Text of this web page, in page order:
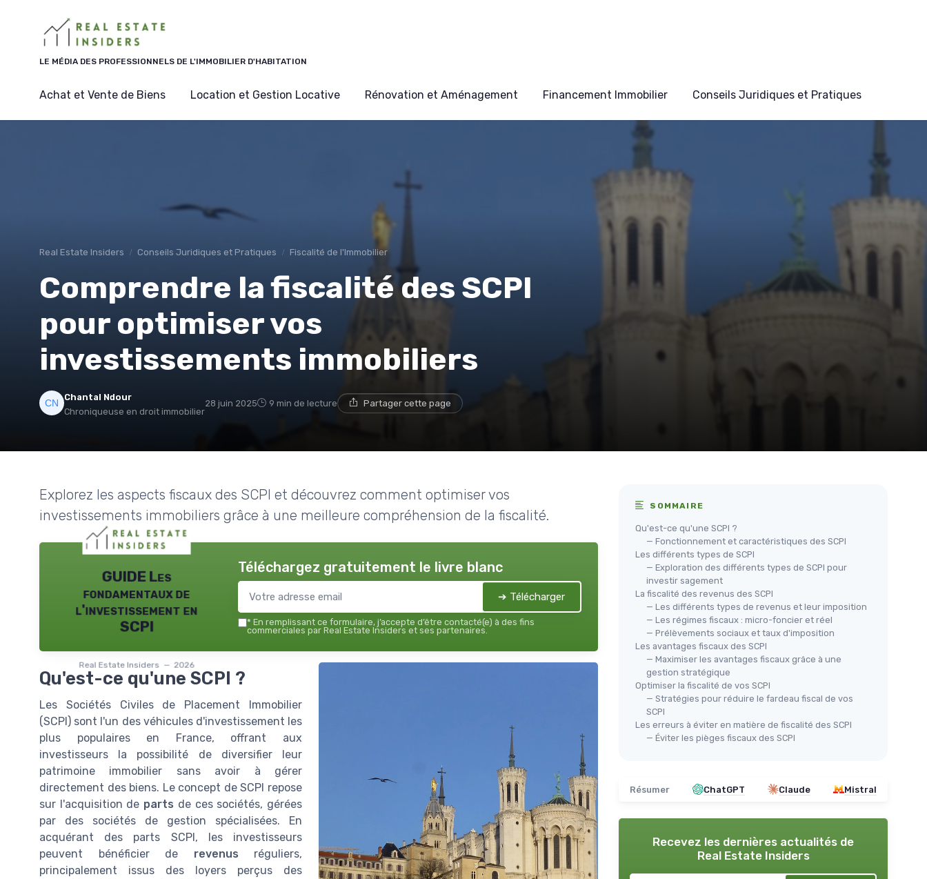
LE MÉDIA DES PROFESSIONNELS DE L'IMMOBILIER D'HABITATION
Achat et Vente de Biens Location et Gestion Locative Rénovation et Aménagement Financement Immobilier Conseils Juridiques et Pratiques
Real Estate Insiders Conseils Juridiques et Pratiques Fiscalité de l'Immobilier
Comprendre la fiscalité des SCPI
pour optimiser vos
investissements immobiliers
Chantal Ndour
Chroniqueuse en droit immobilier
28 juin 2025 9 min de lecture Partager cette page
Explorez les aspects fiscaux des SCPI et découvrez comment optimiser vos
investissements immobiliers grâce à une meilleure compréhension de la fiscalité.
GUIDE Les
fondamentaux de
l'investissement en
SCPI
Real Estate Insiders — 2026
Téléchargez gratuitement le livre blanc
➔ Télécharger
* En remplissant ce formulaire, j’accepte d’être contacté(e) à des fins
commerciales par Real Estate Insiders et ses partenaires.
Qu'est-ce qu'une SCPI ?
Les Sociétés Civiles de Placement Immobilier
(SCPI) sont l'un des véhicules d'investissement les
plus populaires en France, offrant aux
investisseurs la possibilité de diversifier leur
patrimoine immobilier sans avoir à gérer
directement des biens. Le concept de SCPI repose
sur l'acquisition de parts de ces sociétés, gérées
par des sociétés de gestion spécialisées. En
acquérant des parts SCPI, les investisseurs
peuvent bénéficier de revenus réguliers,
principalement issus des loyers perçus des
SOMMAIRE
Qu'est-ce qu'une SCPI ?
— Fonctionnement et caractéristiques des SCPI
Les différents types de SCPI
— Exploration des différents types de SCPI pour
investir sagement
La fiscalité des revenus des SCPI
— Les différents types de revenus et leur imposition
— Les régimes fiscaux : micro-foncier et réel
— Prélèvements sociaux et taux d'imposition
Les avantages fiscaux des SCPI
— Maximiser les avantages fiscaux grâce à une
gestion stratégique
Optimiser la fiscalité de vos SCPI
— Stratégies pour réduire le fardeau fiscal de vos
SCPI
Les erreurs à éviter en matière de fiscalité des SCPI
— Éviter les pièges fiscaux des SCPI
Résumer ChatGPT Claude Mistral
Recevez les dernières actualités de
Real Estate Insiders